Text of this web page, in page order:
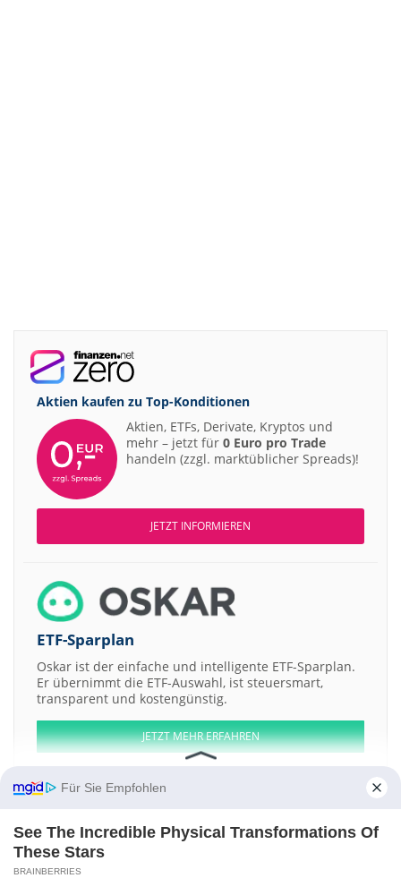
Aktien kaufen zu Top-Konditionen
Aktien, ETFs, Derivate, Kryptos und
mehr – jetzt für 0 Euro pro Trade
handeln (zzgl. marktüblicher Spreads)!
JETZT INFORMIEREN
ETF-Sparplan
Oskar ist der einfache und intelligente ETF-Sparplan.
Er übernimmt die ETF-Auswahl, ist steuersmart,
transparent und kostengünstig.
JETZT MEHR ERFAHREN
Aktien ATX DAX EuroStoxx 50 Dow Jones NASDAQ 100 Nikkei 225
Für Sie Empfohlen
See The Incredible Physical Transformations Of
These Stars
BRAINBERRIES